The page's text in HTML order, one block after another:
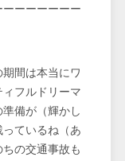
ーーーーーー
間は本当にワ
フルドリーマ
備が（輝かし
ているね（あ
の交通事故も